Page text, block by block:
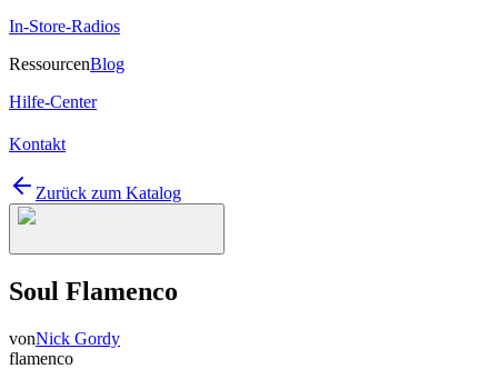
In-Store-Radios
RessourcenBlog
Hilfe-Center
Kontakt
Zurück zum Katalog
Soul Flamenco
vonNick Gordy
flamenco